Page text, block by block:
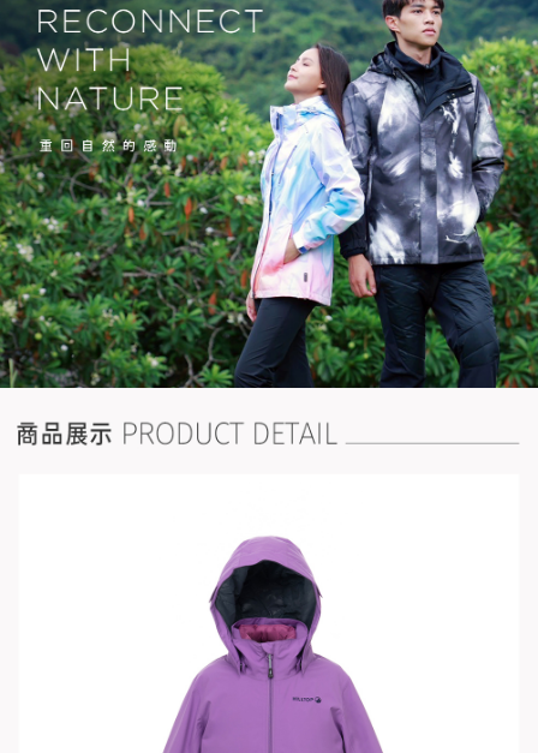
2.透過簡訊連結打開帳單後，可選擇「超商條碼／台灣大直營門市／銀行轉
帳／街口支付／iPASS MONEY」等通路繳費。
【注意事項】
1.本服務係由「台灣大哥大股份有限公司」（以下簡稱本公司）所提供，讓
用戶於交易時，得透過本服務購買商品或服務，並由商店將買賣／分期付款
買賣價金債權讓與本公司後，依約使用本公司帳單繳交帳款。
2.基於同意付款使用「大哥付你分期」之契約關係目的，商店將以您的個人
資料（包含姓名、電話或地址）提供予台灣大哥大進項蒐集、處理及利用，
由本公司與您本人進行分期帳單所需資料之確認、核對及更正。
3.完整用戶服務條款，請詳閱以下連結： https://oppay.tw/userRule
１．於結帳方式選擇「AFTEE先享後付」後，將跳轉至「AFTEE先享後付」
結帳頁面，進行簡訊認證並確認金額後，即可完成結帳。
２．訂單成立數日內，您將收到繳費通知簡訊。
３．收到繳費通知簡訊後14天內，點擊此簡訊中的連結，可透過四大超商／
ATM／網路銀行／等多元方式進行付款，方視為交易完成。
※ 請注意：結帳手續完成當下不需立刻繳費，但若您需要取消訂單，請聯絡
購買商品的店家。未經商家同意取消之訂單仍視為有效，需透過AFTEE先享
後付繳納相關費用。
※ 交易是否成功請以「AFTEE先享後付 」之結帳頁面顯示為準，若有關於
是否繳費成功／繳費後需取消欲退款等相關疑問，請聯繫「AFTEE先享後付
客戶支援中心」https://netprotections.freshdesk.com/support/home
【注意事項】
１．透過由恩沛科技股份有限公司提供之「AFTEE先享後付」服務完成之交
易，需依本服務之必要範圍內提供個人資料，並將交易相關給付款項請求債
權轉讓予恩沛科技股份有限公司。
２．關於個人資料處理事宜，請瀏覽以下網址：
https://aftee.tw/terms/#terms3
「AFTEE先享後付」，若未經同意申辦者引起之損失，本公司不負相關責
任。
恩沛科技股份有限公司將有權停止該用戶之使用額度並採取法律行動。
付款後7-11取貨
每筆NT$70，滿NT$899(含以上)免運費
宅配
每筆NT$100，滿NT$1,000(含以上)免運費
京站台北店客服中心(1F星巴克旁) 即日起不提供京站紙袋，取件時
請自備購物袋，若需購買紙袋可現場詢問
免運費